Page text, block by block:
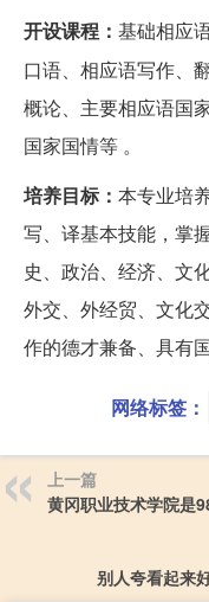
开设课程： 基础相应
口语、相应语写作、
概论、主要相应语国
国家国情等 。
培养目标： 本专业培
写、译基本技能，掌
史、政治、经济、文
外交、外经贸、文化
作的德才兼备、具有
网络标签：
上一篇
黄冈职业技术学院是
别人夸看起来